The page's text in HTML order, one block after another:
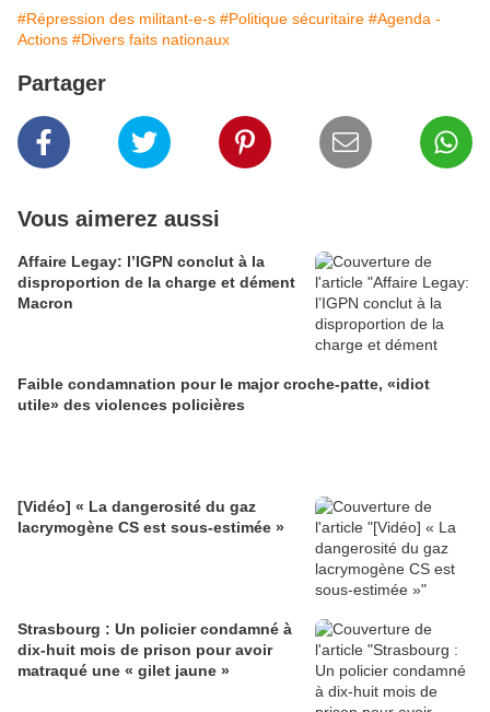
#Répression des militant-e-s #Politique sécuritaire #Agenda -
Actions #Divers faits nationaux
Partager
Vous aimerez aussi
Affaire Legay: l’IGPN conclut à la
disproportion de la charge et dément
Macron
Faible condamnation pour le major croche-patte, «idiot
utile» des violences policières
[Vidéo] « La dangerosité du gaz
lacrymogène CS est sous-estimée »
Strasbourg : Un policier condamné à
dix-huit mois de prison pour avoir
matraqué une « gilet jaune »